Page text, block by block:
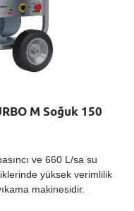
M Soğuk 150
ve 660 L/sa su
yüksek verimlilik
makinesidir.